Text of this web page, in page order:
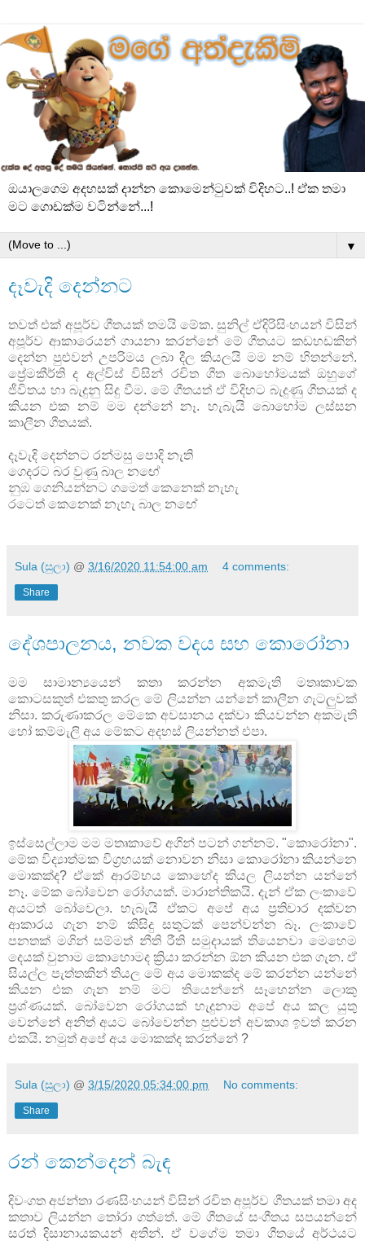
ඔයාලගෙම අදහසක් දාන්න කොමෙන්ටුවක් විදිහට..! ඒක තමා
මට ගොඩක්ම වටින්නේ...!
▼
දෑවැදි දෙන්නට
තවත් එක් අපූර්ව ගීතයක් තමයි මේක. සුනිල් ඒදිරිසිංහයන් විසින්
අපූර්ව ආකාරෙයන් ගායනා කරන්නේ මේ ගීතයට කඩහඩකින්
දෙන්න පුළුවන් උපරිමය ලබා දීල කියලයි මම නම් හිතන්නේ.
ප්‍රේමකීර්ති ද අල්විස් විසින් රචිත ගීත බොහෝමයක් ඔහුගේ
ජීවිතය හා බැදුනු සිදු වීම. මේ ගීතයත් ඒ විදිහට බැදුණු ගීතයක් ද
කියන එක නම් මම දන්නේ නෑ. හැබැයි බොහෝම ලස්සන
කාලීන ගීතයක්.
දෑවැදි දෙන්නට රන්මසු පොදි නැති
ගෙදරට බර වුණු බාල නඟේ
නුඹ ගෙනියන්නට ගමෙත් කෙනෙක් නැහැ
රටෙත් කෙනෙක් නැහැ බාල නඟේ
Sula (සුලා) @ 3/16/2020 11:54:00 am 4 comments:
Share
දේශපාලනය, නවක වදය සහ කොරෝනා
මම සාමාන්‍යයෙන් කතා කරන්න අකමැති මතෘකාවක
කොටසකුත් එකතු කරල මේ ලියන්න යන්නේ කාලීන ගැටලුවක්
නිසා. කරුණාකරල මේකෙ අවසානය දක්වා කියවන්න අකමැති
හෝ කම්මැලි අය මේකට අදහස් ලියන්නත් එපා.
ඉස්සෙල්ලාම මම මතෘකාවේ අගින් පටන් ගන්නම්. "කොරෝනා".
මේක විද්‍යාත්මක විග්‍රහයක් නොවන නිසා කොරෝනා කියන්නෙ
මොකක්ද? ඒකේ ආරම්භය කොහේද කියල ලියන්න යන්නේ
නෑ. මේක බෝවෙන රෝගයක්. මාරාන්තිකයි. දැන් ඒක ලංකාවේ
අයටත් බෝවෙලා. හැබැයි ඒකට අපේ අය ප්‍රතිචාර දක්වන
ආකාරය ගැන නම් කිසිදු සතුටක් පෙන්වන්න බෑ. ලංකාවේ
පනතක් මගින් සම්මත් නීති රීති සමුදායක් තියෙනවා මෙහෙම
දෙයක් වුනාම කොහොමද ක්‍රියා කරන්න ඕන කියන එක ගැන. ඒ
සියල්ල පැත්තකින් තියල මේ අය මොකක්ද මේ කරන්න යන්නේ
කියන එක ගැන නම් මට තියෙන්නේ සෑහෙන්න ලොකු
ප්‍රශ්ණයක්. බෝවෙන රෝගයක් හැදුනාම අපේ අය කල යුතු
වෙන්නේ අනිත් අයට බෝවෙන්න පුළුවන් අවකාශ ඉවත් කරන
එකයි. නමුත් අපේ අය මොකක්ද කරන්නේ ?
Sula (සුලා) @ 3/15/2020 05:34:00 pm No comments:
Share
රන් කෙන්දෙන් බැඳ
දිවංගත අජන්තා රණසිංහයන් විසින් රචිත අපූර්ව ගීතයක් තමා අද
කතාව ලියන්න තෝරා ගත්තේ. මේ ගීතයේ සංගීතය සපයන්නේ
සරත් දිසානායකයන් අතින්. ඒ වගේම තමා ගීතයේ අර්ථයට